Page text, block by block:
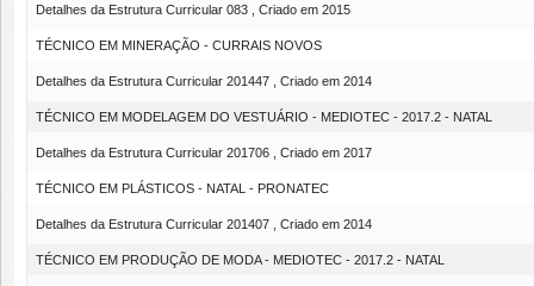
Detalhes da Estrutura Curricular 083 , Criado em 2015
TÉCNICO EM MINERAÇÃO - CURRAIS NOVOS
Detalhes da Estrutura Curricular 201447 , Criado em 2014
TÉCNICO EM MODELAGEM DO VESTUÁRIO - MEDIOTEC - 2017.2 - NATAL
Detalhes da Estrutura Curricular 201706 , Criado em 2017
TÉCNICO EM PLÁSTICOS - NATAL - PRONATEC
Detalhes da Estrutura Curricular 201407 , Criado em 2014
TÉCNICO EM PRODUÇÃO DE MODA - MEDIOTEC - 2017.2 - NATAL